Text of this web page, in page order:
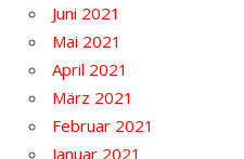
Juni 2021
Mai 2021
April 2021
März 2021
Februar 2021
Januar 2021